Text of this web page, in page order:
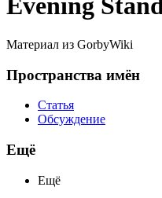
Evening
Материал из GorbyWiki
Пространства имён
Статья
Обсуждение
Ещё
Ещё